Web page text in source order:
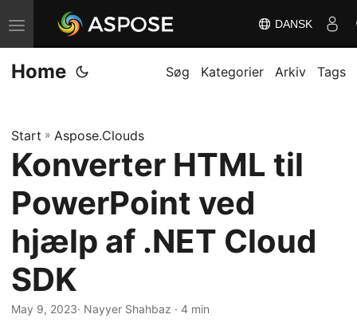
S
k
i
n
a
i
g
a
t
i
o
DANSK
Home Søg Kategorier Arkiv Tags
Start » Aspose.Clouds
Konverter HTML til
PowerPoint ved
hjælp af .NET Cloud
SDK
May 9, 2023· Nayyer Shahbaz · 4 min